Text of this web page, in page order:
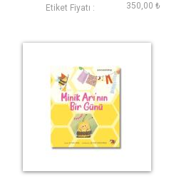
Etiket Fiyatı : 350,00 ₺